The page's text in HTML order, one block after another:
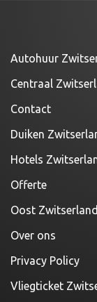
Autohuur
Centraal
Contact
Duiken
Hotels
Offerte
Oost Zwitserland
Over ons
Privacy Policy
Vliegticket